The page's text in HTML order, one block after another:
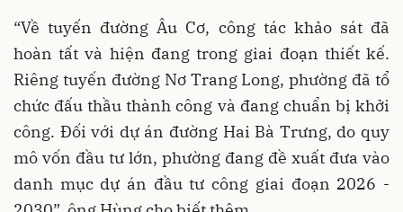
“Về tuyến đường Âu Cơ, công tác khảo sát đã
hoàn tất và hiện đang trong giai đoạn thiết kế.
Riêng tuyến đường Nơ Trang Long, phường đã tổ
chức đấu thầu thành công và đang chuẩn bị khởi
công. Đối với dự án đường Hai Bà Trưng, do quy
mô vốn đầu tư lớn, phường đang đề xuất đưa vào
danh mục dự án đầu tư công giai đoạn 2026 -